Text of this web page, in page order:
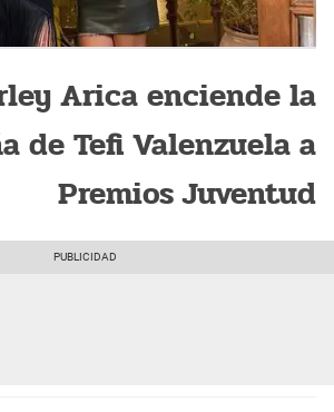
Arica enciende la
de Tefi Valenzuela a
Premios Juventud